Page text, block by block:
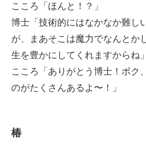
こころ「ほんと！？」
博士「技術的にはなかなか難し
が、まあそこは魔力でなんとか
生を豊かにしてくれますからね」
こころ「ありがとう博士！ボク
のがたくさんあるよ〜！」
椿